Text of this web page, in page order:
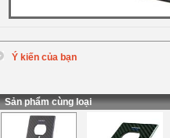
Ý kiến của bạn
Nội dung:
Sản phẩm cùng loại